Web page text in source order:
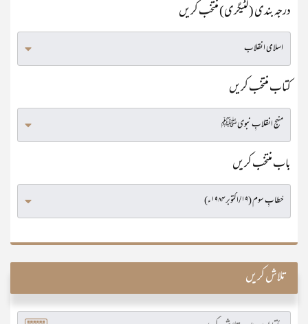
درجہ بندی (کٹیگری) منتخب کریں
کتاب منتخب کریں
باب منتخب کریں
تلاش کریں